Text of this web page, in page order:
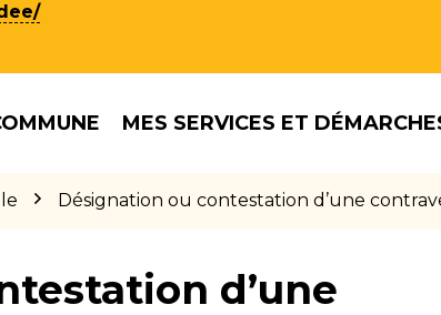
MES SERVICES ET
Désignation ou contestation d’une
d’une